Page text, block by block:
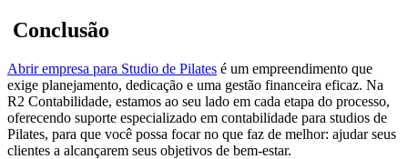
Conclusão
Abrir empresa para Studio de Pilates é um empreendimento que
exige planejamento, dedicação e uma gestão financeira eficaz. Na
R2 Contabilidade, estamos ao seu lado em cada etapa do processo,
oferecendo suporte especializado em contabilidade para studios de
Pilates, para que você possa focar no que faz de melhor: ajudar seus
clientes a alcançarem seus objetivos de bem-estar.